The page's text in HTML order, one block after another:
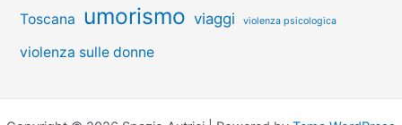
Toscana umorismo viaggi violenza psicologica
violenza sulle donne